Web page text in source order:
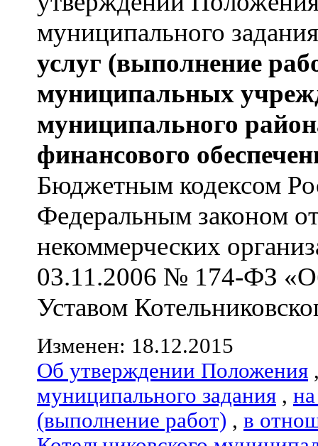
муниципального
услуг (выполнение
муниципальных
муниципального
финансового
Бюджетным кодексом
Федеральным законом
некоммерческих
03.11.2006 № 174-ФЗ
Уставом
Изменен: 18.12.2015
Об утверждении Положения
муниципального задания ,
(выполнение работ) , в